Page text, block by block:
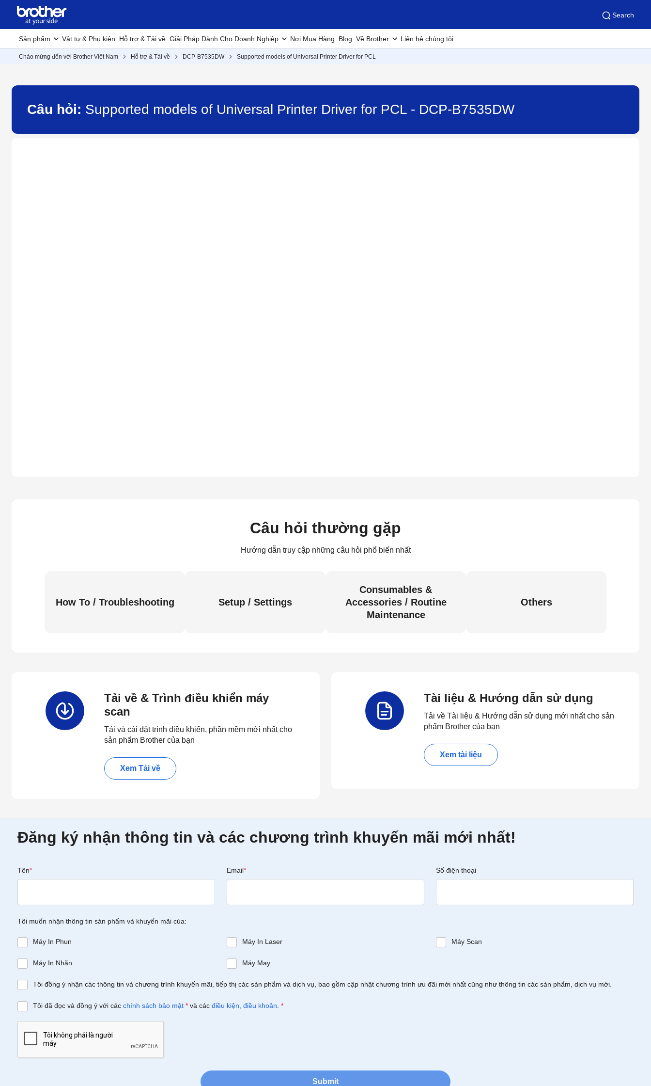
Search
Sản phẩm Vật tư & Phụ kiện Hỗ trợ & Tải về Giải Pháp Dành Cho Doanh Nghiệp Nơi Mua Hàng Blog Về Brother Liên hệ chúng tôi
Chào mừng đến với Brother Việt Nam Hỗ trợ & Tải về DCP-B7535DW Supported models of Universal Printer Driver for PCL
Câu hỏi: Supported models of Universal Printer Driver for PCL - DCP-B7535DW
Câu hỏi thường gặp
Hướng dẫn truy cập những câu hỏi phổ biến nhất
How To / Troubleshooting Setup / Settings
Consumables &
Accessories / Routine
Maintenance
Others
Tải về & Trình điều khiển máy
scan
Tải và cài đặt trình điều khiển, phần mềm mới nhất cho
sản phẩm Brother của bạn
Xem Tải về
Tài liệu & Hướng dẫn sử dụng
Tải về Tài liệu & Hướng dẫn sử dụng mới nhất cho sản
phẩm Brother của bạn
Xem tài liệu
Đăng ký nhận thông tin và các chương trình khuyến mãi mới nhất!
Tên* Email* Số điện thoại
Tôi muốn nhận thông tin sản phẩm và khuyến mãi của:
Máy In Phun Máy In Laser Máy Scan
Máy In Nhãn Máy May
Tôi đồng ý nhận các thông tin và chương trình khuyến mãi, tiếp thị các sản phẩm và dịch vụ, bao gồm cập nhật chương trình ưu đãi mới nhất cũng như thông tin các sản phẩm, dịch vụ mới.
Tôi đã đọc và đồng ý với các chính sách bảo mật * và các điều kiện, điều khoản *
Submit